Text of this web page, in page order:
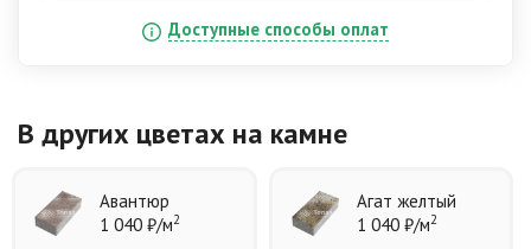
Доступные способы оплат
В других цветах на камне
Авантюр
1 040 ₽/м2
Агат желтый
1 040 ₽/м2